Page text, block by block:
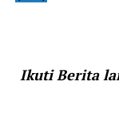
Ikuti Berita